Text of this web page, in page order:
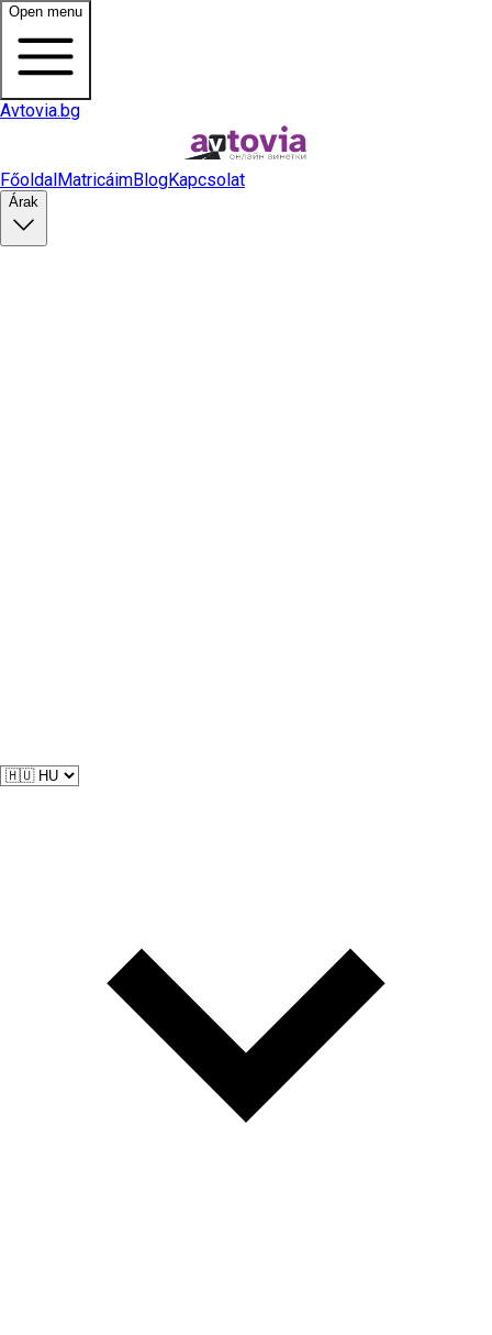
Open menu
Avtovia.bg
FőoldalMatricáimBlogKapcsolat
Árak